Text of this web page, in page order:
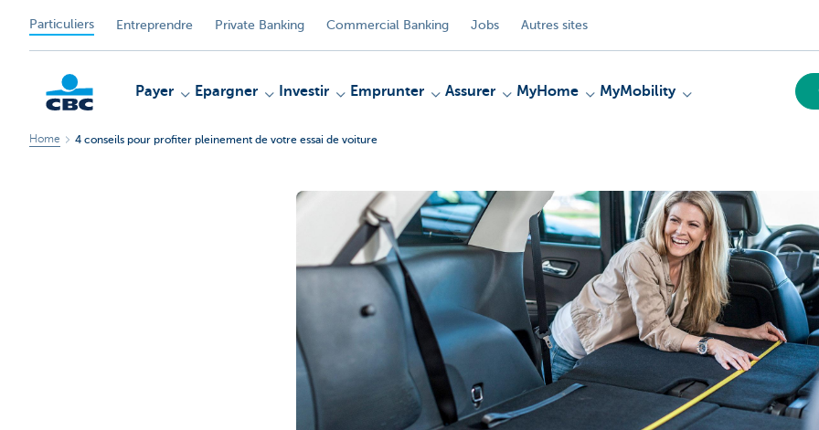
Particuliers Entreprendre Private Banking Commercial Banking Jobs Autres sites
Payer Epargner Investir Emprunter Assurer MyHome MyMobility
Home 4 conseils pour profiter pleinement de votre essai de voiture